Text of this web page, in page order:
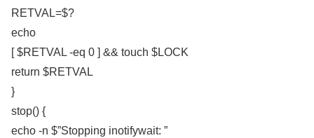
RETVAL=$?
echo
[ $RETVAL -eq 0 ] && touch $LOCK
return $RETVAL
}
stop() {
echo -n $”Stopping inotifywait: ”